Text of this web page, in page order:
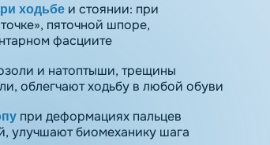
ходьбе и стоянии: при
пяточной шпоре,
фасциите
и натоптыши, трещины
облегчают ходьбу в любой обуви
при деформациях пальцев
улучшают биомеханику шага